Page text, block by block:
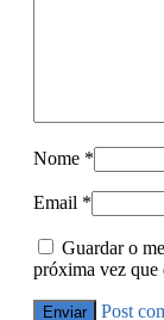
Nome *
Email *
Guardar o
próxima vez que
Post